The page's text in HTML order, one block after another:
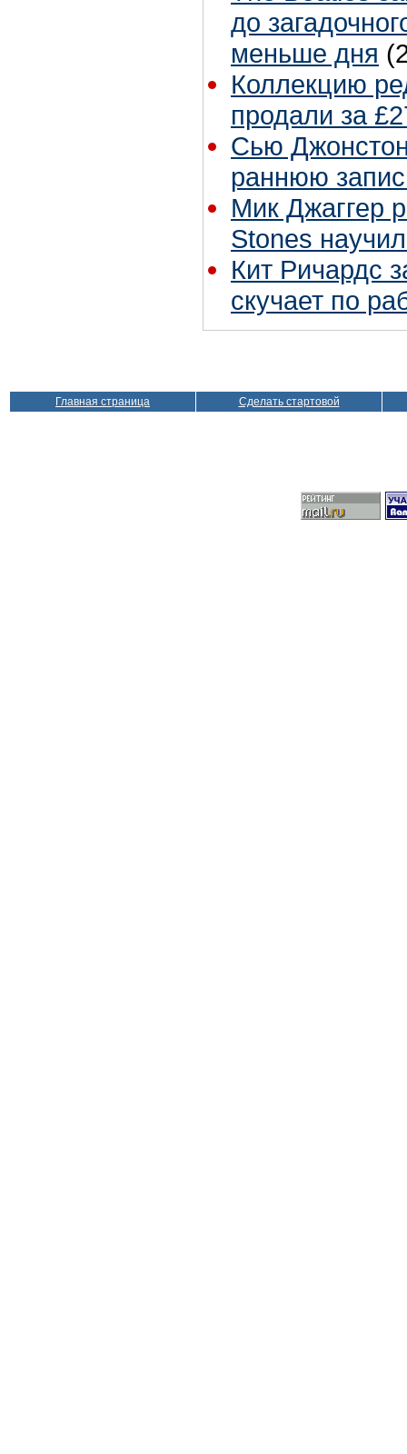
до
меньше дня
Коллекцию
продали за
Сью
раннюю
Мик Джаггер
Stones
Кит Ричардс
скучает по
Главная страница Сделать стартовой